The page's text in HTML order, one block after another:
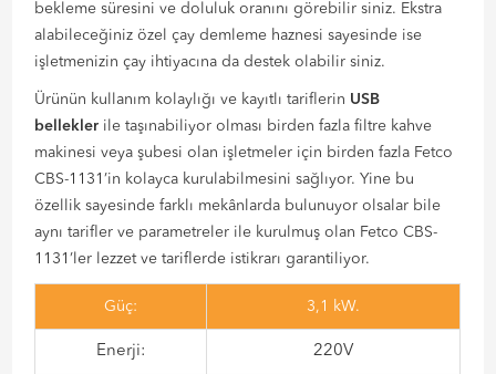
bekleme süresini ve doluluk oranını görebilir siniz. Ekstra
alabileceğiniz özel çay demleme haznesi sayesinde ise
işletmenizin çay ihtiyacına da destek olabilir siniz.
Ürünün kullanım kolaylığı ve kayıtlı tariflerin USB
bellekler ile taşınabiliyor olması birden fazla filtre kahve
makinesi veya şubesi olan işletmeler için birden fazla Fetco
CBS-1131’in kolayca kurulabilmesini sağlıyor. Yine bu
özellik sayesinde farklı mekânlarda bulunuyor olsalar bile
aynı tarifler ve parametreler ile kurulmuş olan Fetco CBS-
1131’ler lezzet ve tariflerde istikrarı garantiliyor.
Güç: 3,1 kW.
Enerji: 220V